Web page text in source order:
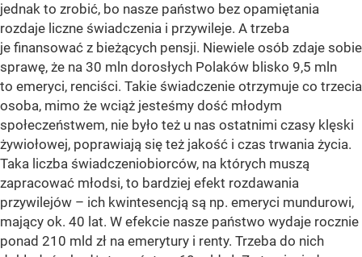
jednak to zrobić, bo nasze państwo bez opamiętania
rozdaje liczne świadczenia i przywileje. A trzeba
je finansować z bieżących pensji. Niewiele osób zdaje sobie
sprawę, że na 30 mln dorosłych Polaków blisko 9,5 mln
to emeryci, renciści. Takie świadczenie otrzymuje co trzecia
osoba, mimo że wciąż jesteśmy dość młodym
społeczeństwem, nie było też u nas ostatnimi czasy klęski
żywiołowej, poprawiają się też jakość i czas trwania życia.
Taka liczba świadczeniobiorców, na których muszą
zapracować młodsi, to bardziej efekt rozdawania
przywilejów – ich kwintesencją są np. emeryci mundurowi,
mający ok. 40 lat. W efekcie nasze państwo wydaje rocznie
ponad 210 mld zł na emerytury i renty. Trzeba do nich